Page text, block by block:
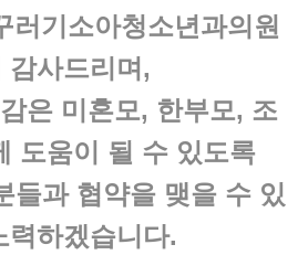
러기소아청소년과의원
감사드리며,
은 미혼모, 한부모, 조
도움이 될 수 있도록
들과 협약을 맺을 수 있
력하겠습니다.